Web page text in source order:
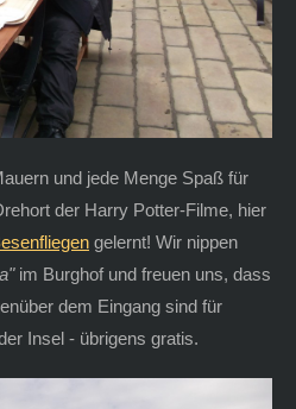
und jede Menge Spaß für
der Harry Potter-Filme, hier
gelernt! Wir nippen
im Burghof und freuen uns, dass
dem Eingang sind für
Insel - übrigens gratis.